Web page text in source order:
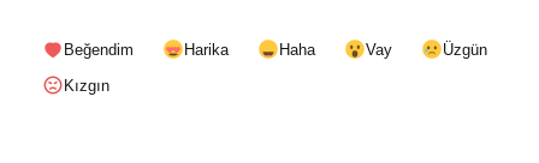
Beğendim Harika Haha Vay
Üzgün
Kızgın